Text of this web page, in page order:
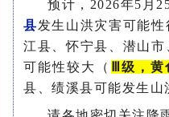
预计，2026年5月
县发生山洪灾害可能性
江县、怀宁县、潜山
可能性较大（
Ⅲ级，
县、绩溪县可能发生山